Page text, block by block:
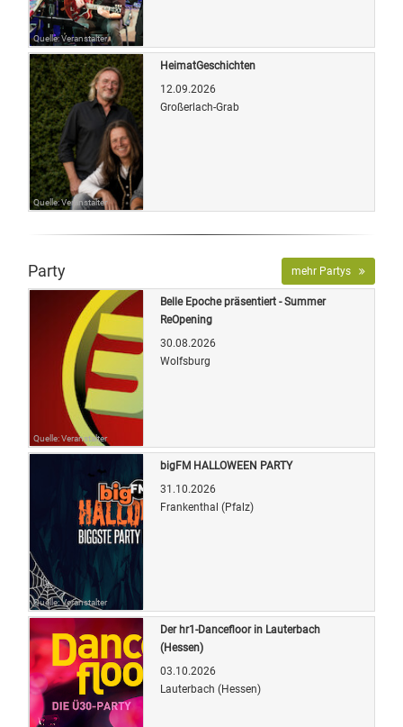
Quelle: Veranstalter
Quelle: Veranstalter
HeimatGeschichten
12.09.2026
Großerlach-Grab
Party mehr Partys
Quelle: Veranstalter
Belle Epoche präsentiert - Summer
ReOpening
30.08.2026
Wolfsburg
Quelle: Veranstalter
bigFM HALLOWEEN PARTY
31.10.2026
Frankenthal (Pfalz)
Der hr1-Dancefloor in Lauterbach
(Hessen)
03.10.2026
Lauterbach (Hessen)